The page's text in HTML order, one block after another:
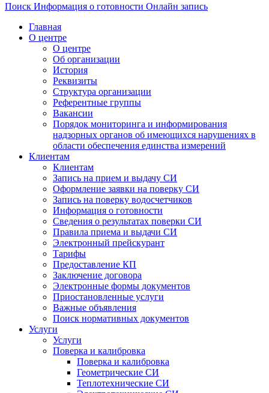
Поиск Информация о готовности Онлайн запись
Главная
О центре
О центре
Об организации
История
Реквизиты
Структура организации
Референтные группы
Вакансии
Порядок мониторинга и информирования
надзорных органов об имеющихся нарушениях в
области обеспечения единства измерений
Клиентам
Клиентам
Запись на прием и выдачу СИ
Оформление заявки на поверку СИ
Запись на поверку водосчетчиков
Информация о готовности
Сведения о результатах поверки СИ
Правила приема и выдачи СИ
Электронный прейскурант
Тарифы
Предоставление КП
Заключение договора
Электронные формы документов
Приостановленные услуги
Важные объявления
Поиск нормативных документов
Услуги
Услуги
Поверка и калибровка
Поверка и калибровка
Геометрические СИ
Теплотехнические СИ